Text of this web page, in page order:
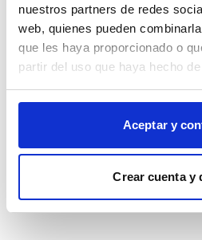
nuestros partners de redes
web, quienes pueden
que les haya proporcionado o
partir del uso que haya hecho
Aceptar y
Crear cuenta y
browser console for